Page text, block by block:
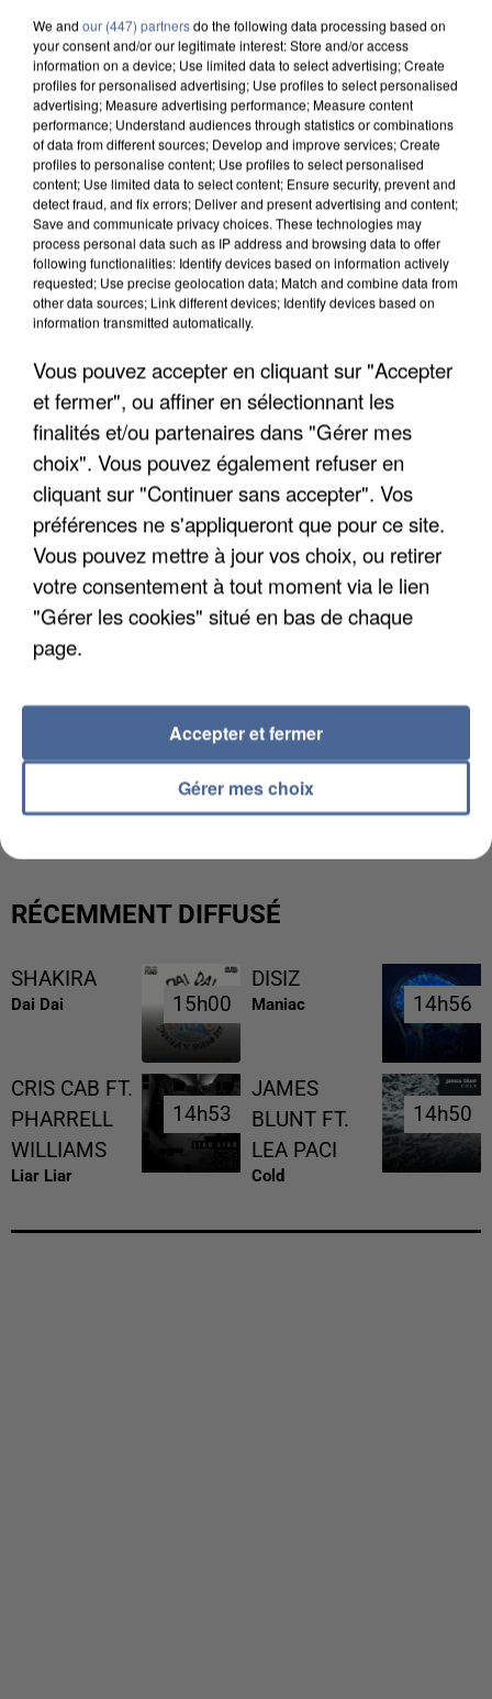
INTERPELLÉ EN ALGÉRIE
UNE TOURISTE DE L’OISE EMPORTÉE PAR UNE
COULÉE DE BOUE EN HAUTE-SAVOIE
RÉCEMMENT DIFFUSÉ
SHAKIRA
Dai Dai 15h00
15h00
DISIZ
Maniac 14h56
14h56
CRIS CAB FT.
PHARRELL
WILLIAMS
Liar Liar
14h53
14h53
JAMES
BLUNT FT.
LEA PACI
Cold
14h50
14h50
We and our (447) partnersdo the following data processing based on
your consent and/or our legitimate interest: Store and/or access
information on a device; Use limited data to select advertising; Create
profiles for personalised advertising; Use profiles to select personalised
advertising; Measure advertising performance; Measure content
performance; Understand audiences through statistics or combinations
of data from different sources; Develop and improve services; Create
profiles to personalise content; Use profiles to select personalised
content; Use limited data to select content; Ensure security, prevent and
detect fraud, and fix errors; Deliver and present advertising and content;
Save and communicate privacy choices. These technologies may
process personal data such as IP address and browsing data to offer
following functionalities: Identify devices based on information actively
requested; Use precise geolocation data; Match and combine data from
other data sources; Link different devices; Identify devices based on
information transmitted automatically.
Vous pouvez accepter en cliquant sur "Accepter
et fermer", ou affiner en sélectionnant les
finalités et/ou partenaires dans "Gérer mes
choix". Vous pouvez également refuser en
cliquant sur "Continuer sans accepter". Vos
préférences ne s'appliqueront que pour ce site.
Vous pouvez mettre à jour vos choix, ou retirer
votre consentement à tout moment via le lien
"Gérer les cookies" situé en bas de chaque
page.
Gérer mes choix
Accepter et fermer